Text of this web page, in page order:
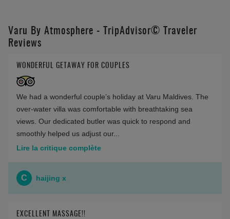
Varu By Atmosphere - TripAdvisor© Traveler
Reviews
WONDERFUL GETAWAY FOR COUPLES
We had a wonderful couple’s holiday at Varu Maldives. The
over‑water villa was comfortable with breathtaking sea
views. Our dedicated butler was quick to respond and
smoothly helped us adjust our...
Lire la critique complète
C haijing x
EXCELLENT MASSAGE!!